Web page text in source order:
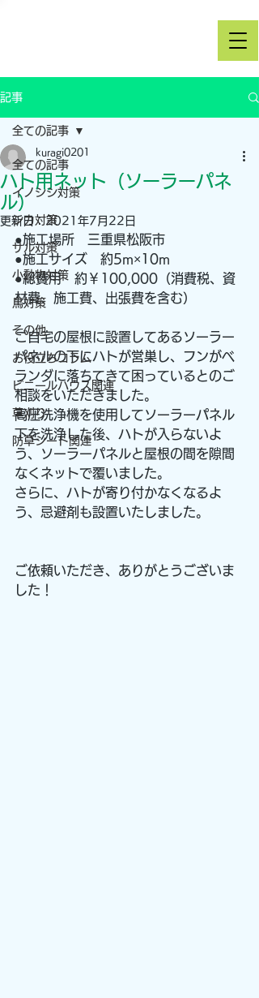
記事
全ての記事
イノシシ対策
シカ対策
サル対策
小動物対策
鳥対策
その他
お役立ちコラム
ビニールハウス関連
草刈り
防草シート関連
全ての記事
ハト用ネット（ソーラーパネ
ル）
kuragi0201
更新日：2021年7月22日
●施工場所　三重県松阪市
●施工サイズ　約5m×10m
●総費用　約￥100,000（消費税、資
材費、施工費、出張費を含む）
ご自宅の屋根に設置してあるソーラー
パネルの下にハトが営巣し、フンがベ
ランダに落ちてきて困っているとのご
相談をいただきました。
高圧洗浄機を使用してソーラーパネル
下を洗浄した後、ハトが入らないよ
う、ソーラーパネルと屋根の間を隙間
なくネットで覆いました。
さらに、ハトが寄り付かなくなるよ
う、忌避剤も設置いたしました。
ご依頼いただき、ありがとうございま
した！